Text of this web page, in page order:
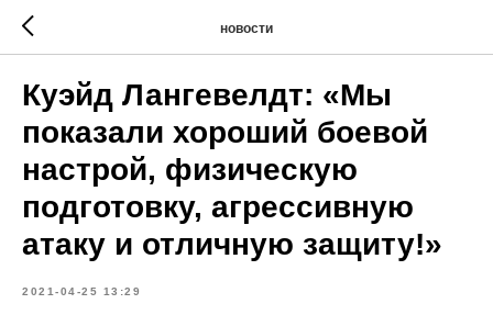
новости
Куэйд Лангевелдт: «Мы
показали хороший боевой
настрой, физическую
подготовку, агрессивную
атаку и отличную защиту!»
2021-04-25 13:29